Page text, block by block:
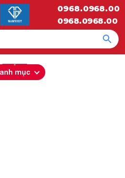
0968.0968.00
0968.0968.00
mục